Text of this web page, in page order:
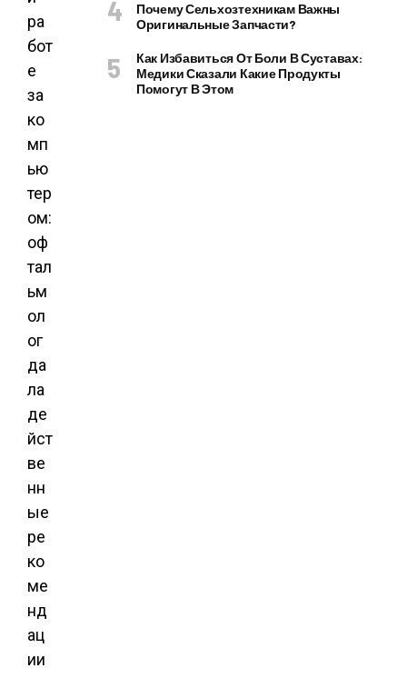
Почему Сельхозтехникам Важны
Оригинальные Запчасти?
Как Избавиться От Боли В Суставах:
Медики Сказали Какие Продукты
Помогут В Этом